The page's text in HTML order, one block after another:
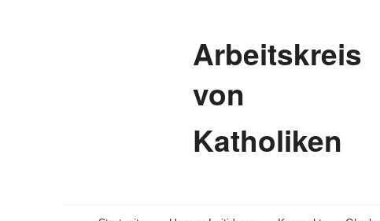
Arbeitskreis
von
Katholiken